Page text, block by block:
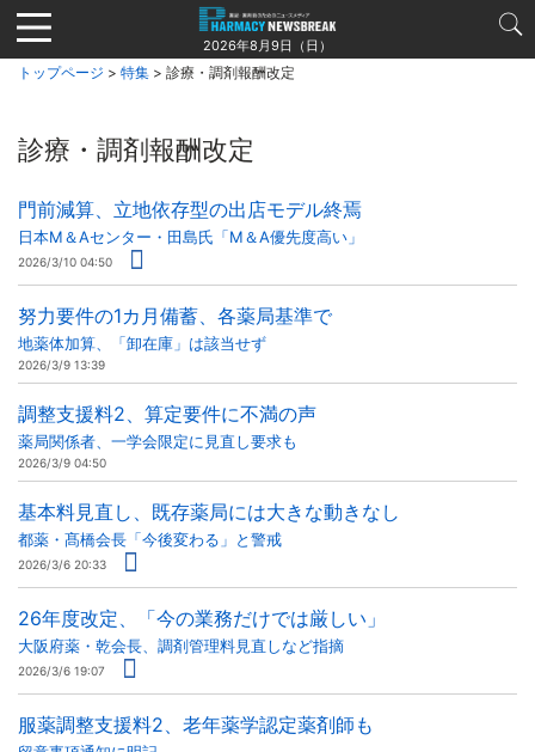
Jump
to
navigation
2026年8月9日（日）
トップページ > 特集 > 診療・調剤報酬改定
診療・調剤報酬改定
門前減算、立地依存型の出店モデル終焉
日本M＆Aセンター・田島氏「M＆A優先度高い」
2026/3/10 04:50
努力要件の1カ月備蓄、各薬局基準で
地薬体加算、「卸在庫」は該当せず
2026/3/9 13:39
調整支援料2、算定要件に不満の声
薬局関係者、一学会限定に見直し要求も
2026/3/9 04:50
基本料見直し、既存薬局には大きな動きなし
都薬・髙橋会長「今後変わる」と警戒
2026/3/6 20:33
26年度改定、「今の業務だけでは厳しい」
大阪府薬・乾会長、調剤管理料見直しなど指摘
2026/3/6 19:07
服薬調整支援料2、老年薬学認定薬剤師も